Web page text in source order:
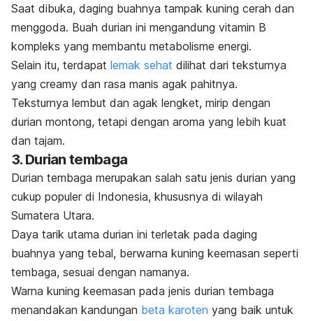
Saat dibuka, daging buahnya tampak kuning cerah dan
menggoda. Buah durian ini mengandung vitamin B
kompleks yang membantu metabolisme energi.
Selain itu, terdapat lemak sehat dilihat dari teksturnya
yang creamy dan rasa manis agak pahitnya.
Teksturnya lembut dan agak lengket, mirip dengan
durian montong, tetapi dengan aroma yang lebih kuat
dan tajam.
3. Durian tembaga
Durian tembaga merupakan salah satu jenis durian yang
cukup populer di Indonesia, khususnya di wilayah
Sumatera Utara.
Daya tarik utama durian ini terletak pada daging
buahnya yang tebal, berwarna kuning keemasan seperti
tembaga, sesuai dengan namanya.
Warna kuning keemasan pada jenis durian tembaga
menandakan kandungan beta karoten yang baik untuk